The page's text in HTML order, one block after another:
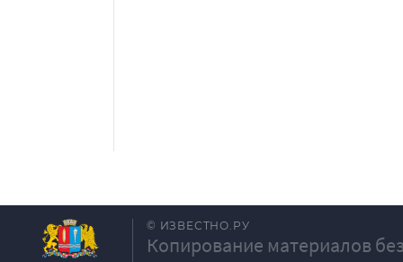
© ИЗВЕСТНО.РУ
Копирование материалов